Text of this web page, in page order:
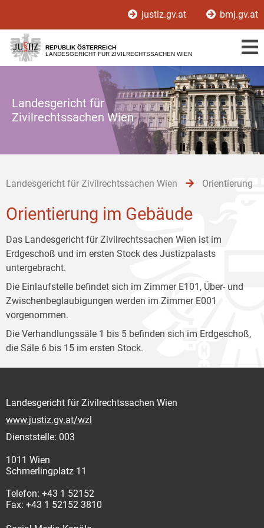
[1]
[2]
[3]
justiz.gv.at bmj.gv.at
REPUBLIK ÖSTERREICH
LANDESGERICHT FÜR ZIVILRECHTSSACHEN WIEN
Landesgericht für
Zivilrechtssachen Wien
Landesgericht für Zivilrechtssachen Wien Orientierung
Orientierung im Gebäude
Das Landesgericht für Zivilrechtssachen Wien ist im
Erdgeschoß und im ersten Stock des Justizpalasts
untergebracht.
Die Einlaufstelle befindet sich im Zimmer E101, Über- und
Zwischenbeglaubigungen werden im Zimmer E001
vorgenommen.
Die Verhandlungssäle 1 bis 5 befinden sich im Erdgeschoß,
die Säle 6 bis 15 im ersten Stock.
Landesgericht für Zivilrechtssachen Wien
www.justiz.gv.at/wzl
Dienststelle: 003
1011 Wien
Schmerlingplatz 11
Telefon: +43 1 52152
Fax: +43 1 52152 3810